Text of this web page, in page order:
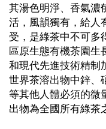
其湯色明淨、香氣濃
活，風韻獨有，給人
受，是綠茶中不可多
區原生態有機茶園生
和現代先進技術精制
世界茶溶出物中鋅、
等其他人體必須的微
出物為全國所有綠茶